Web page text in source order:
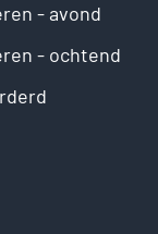
- avond
- ochtend